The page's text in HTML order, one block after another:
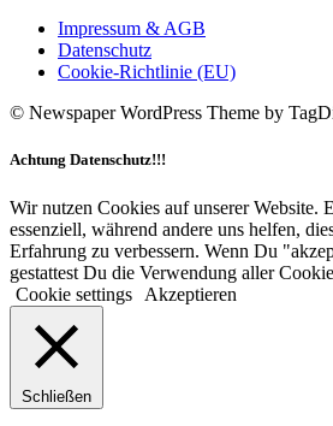
Impressum & AGB
Datenschutz
Cookie-Richtlinie (EU)
© Newspaper WordPress Theme by
Achtung Datenschutz!!!
Wir nutzen Cookies auf unserer Website.
essenziell, während andere uns helfen,
Erfahrung zu verbessern. Wenn Du
gestattest Du die Verwendung aller
Cookie settings
Akzeptieren
Schließen